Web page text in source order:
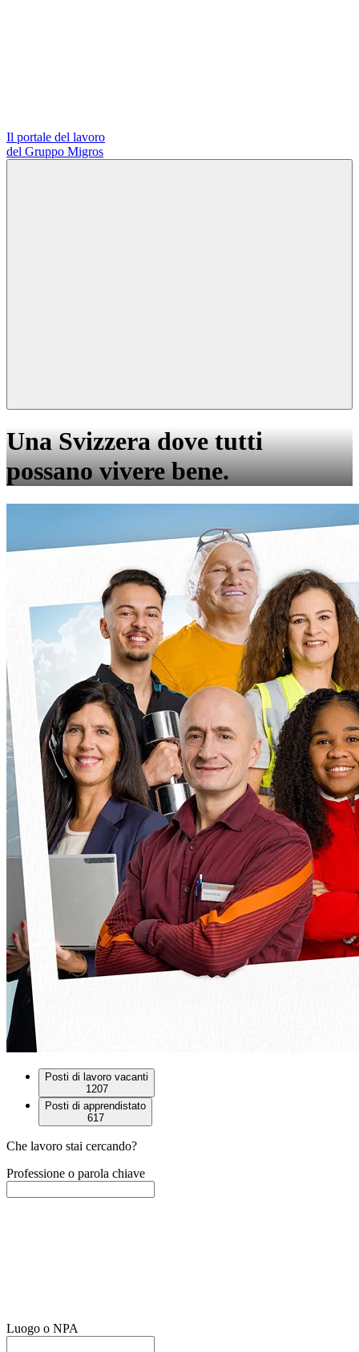
Il portale del lavoro
del Gruppo Migros
Una Svizzera dove tutti
possano vivere bene.
Posti di lavoro vacanti
1207
Posti di apprendistato
617
Che lavoro stai cercando?
Professione o parola chiave
Luogo o NPA